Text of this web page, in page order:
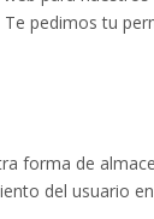
pedimos tu
forma de
del usuario